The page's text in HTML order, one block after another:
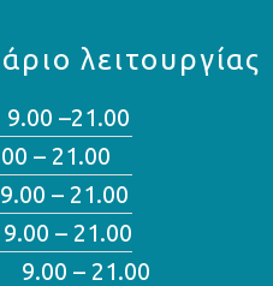
λειτουργίας
–21.00
– 21.00
– 21.00
– 21.00
– 21.00